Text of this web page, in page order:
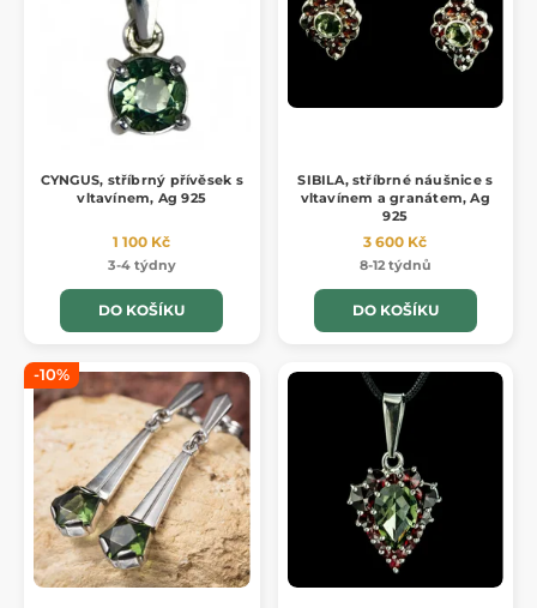
CYNGUS, stříbrný přívěsek s
vltavínem, Ag 925
1 100 Kč
3-4 týdny
DO KOŠÍKU
SIBILA, stříbrné náušnice s
vltavínem a granátem, Ag
925
3 600 Kč
8-12 týdnů
DO KOŠÍKU
-10%